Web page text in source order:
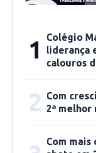
O
em duas
será paga na
Já o
1
Colégio
liderança
calouros
2 Com
2ª melhor
Com